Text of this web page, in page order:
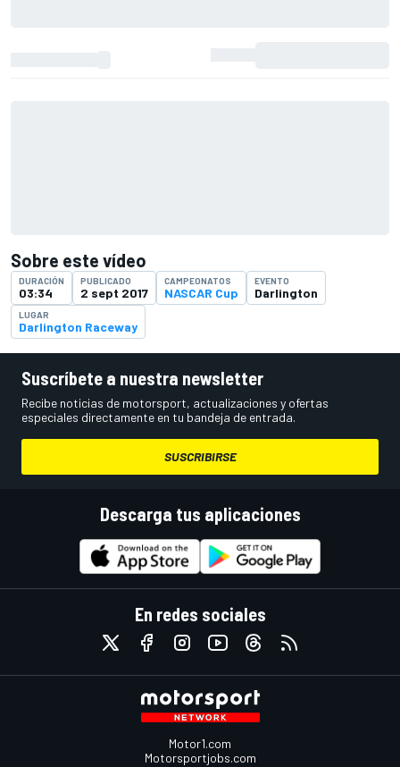
Sobre este vídeo
DURACIÓN
03:34
PUBLICADO
2 sept 2017
CAMPEONATOS
NASCAR Cup
EVENTO
Darlington
LUGAR
Darlington Raceway
Suscríbete a nuestra newsletter
Recibe noticias de motorsport, actualizaciones y ofertas
especiales directamente en tu bandeja de entrada.
SUSCRIBIRSE
Descarga tus aplicaciones
En redes sociales
Motor1.com
Motorsportjobs.com